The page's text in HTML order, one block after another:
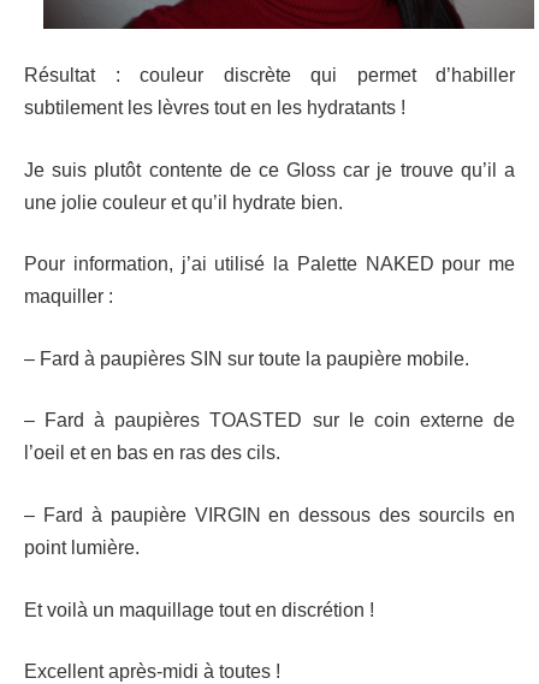
Résultat : couleur discrète qui permet d’habiller
subtilement les lèvres tout en les hydratants !
Je suis plutôt contente de ce Gloss car je trouve qu’il a
une jolie couleur et qu’il hydrate bien.
Pour information, j’ai utilisé la Palette NAKED pour me
maquiller :
– Fard à paupières SIN sur toute la paupière mobile.
– Fard à paupières TOASTED sur le coin externe de
l’oeil et en bas en ras des cils.
– Fard à paupière VIRGIN en dessous des sourcils en
point lumière.
Et voilà un maquillage tout en discrétion !
Excellent après-midi à toutes !